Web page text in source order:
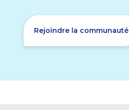
Rejoindre la communauté